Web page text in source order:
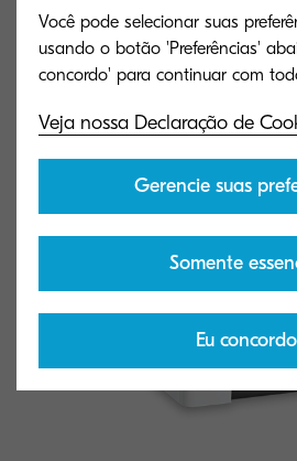
Geral
Você pode selecionar suas
usando o botão 'Preferências'
Veja nossa Declaração de
Gerencie suas
Somente
Eu concordo